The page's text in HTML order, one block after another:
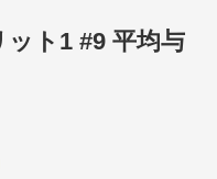
ト1 #9 平均与